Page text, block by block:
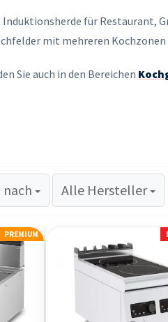
Induktionsherde für Restaurant,
mit mehreren
Sie auch in den Bereichen
Alle Hersteller
PREMIUM